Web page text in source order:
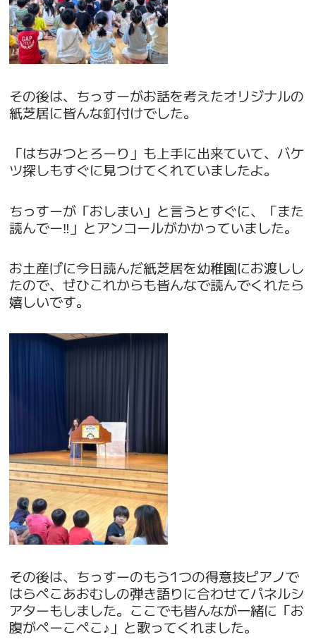
その後は、ちっすーがお話を考えたオリジナルの
紙芝居に皆んな釘付けでした。
「はちみつとろーり」も上手に出来ていて、バケ
ツ探しもすぐに見つけてくれていましたよ。
ちっすーが「おしまい」と言うとすぐに、「また
読んでー‼︎」とアンコールがかかっていました。
お土産げに今日読んだ紙芝居を幼稚園にお渡しし
たので、ぜひこれからも皆んなで読んでくれたら
嬉しいです。
その後は、ちっすーのもう1つの得意技ピアノで
はらぺこあおむしの弾き語りに合わせてパネルシ
アターもしました。ここでも皆んなが一緒に「お
腹がぺーこぺこ♪」と歌ってくれました。